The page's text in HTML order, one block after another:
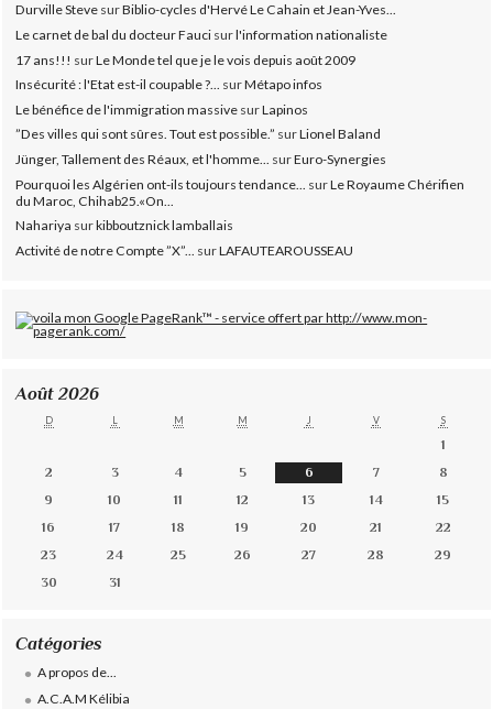
Durville Steve surBiblio-cycles d'Hervé Le Cahain et Jean-Yves...
Le carnet de bal du docteur Fauci surl'information nationaliste
17 ans!!! surLe Monde tel que je le vois depuis août 2009
Insécurité : l'Etat est-il coupable ?... surMétapo infos
Le bénéfice de l'immigration massive surLapinos
”Des villes qui sont sûres. Tout est possible.” surLionel Baland
Jünger, Tallement des Réaux, et l'homme... surEuro-Synergies
Pourquoi les Algérien ont-ils toujours tendance...
surLe Royaume Chérifien
du Maroc, Chihab25.«On...
Nahariya surkibboutznick lamballais
Activité de notre Compte ”X”...
surLAFAUTEAROUSSEAU
Août 2026
D L M M J V S
1
2
3 4 5 6 7
8
9
10 11 12 13 14
15
16
17 18 19 20 21
22
23
24 25 26 27 28
29
30
31
Catégories
A propos de...
A.C.A.M Kélibia